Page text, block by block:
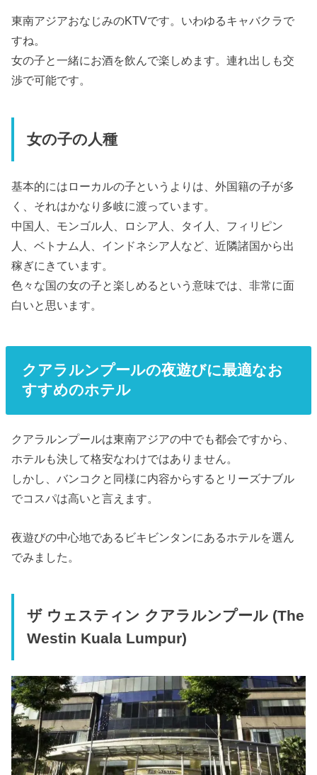
東南アジアおなじみのKTVです。いわゆるキャバクラで
すね。
女の子と一緒にお酒を飲んで楽しめます。連れ出しも交
渉で可能です。
女の子の人種
基本的にはローカルの子というよりは、外国籍の子が多
く、それはかなり多岐に渡っています。
中国人、モンゴル人、ロシア人、タイ人、フィリピン
人、ベトナム人、インドネシア人など、近隣諸国から出
稼ぎにきています。
色々な国の女の子と楽しめるという意味では、非常に面
白いと思います。
クアラルンプールの夜遊びに最適なお
すすめのホテル
クアラルンプールは東南アジアの中でも都会ですから、
ホテルも決して格安なわけではありません。
しかし、バンコクと同様に内容からするとリーズナブル
でコスパは高いと言えます。
夜遊びの中心地であるビキビンタンにあるホテルを選ん
でみました。
ザ ウェスティン クアラルンプール (The
Westin Kuala Lumpur)